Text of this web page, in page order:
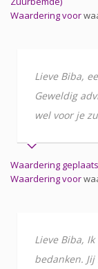
Waardering voor
Lieve Biba,
Geweldig
wel voor je
Waardering
Waardering voor
Lieve Biba,
bedanken.